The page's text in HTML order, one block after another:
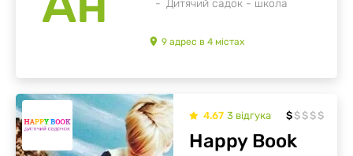
Дитячий садок - школа
9 адрес в 4 містах
4.67 3 відгукa $ $ $ $ $
Happy Book